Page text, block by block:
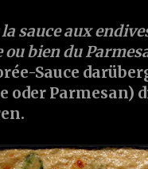
sauce aux
ou bien du
Sauce
oder Parmesan)